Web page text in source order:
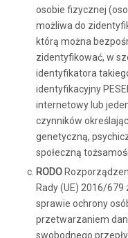
osobie fizycznej
możliwa do
którą można
zidentyfikować, w
identyfikatora
identyfikacyjny
internetowy lub
czynników
genetyczną,
społeczną
RODO
Rady (UE) 2016/679
sprawie ochrony
przetwarzaniem
swobodnego